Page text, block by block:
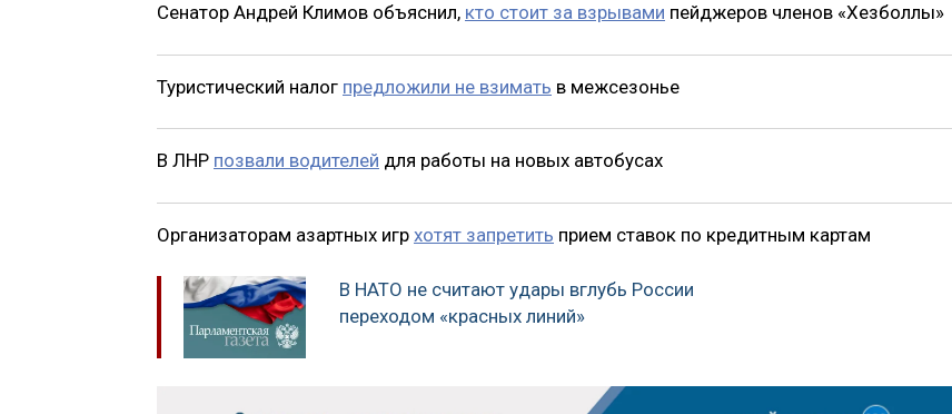
Сенатор Андрей Климов объяснил, кто стоит за взрывами пейджеров членов «Хезболлы»
Туристический налог предложили не взимать в межсезонье
В ЛНР позвали водителей для работы на новых автобусах
Организаторам азартных игр хотят запретить прием ставок по кредитным картам
В НАТО не считают удары вглубь России
переходом «красных линий»